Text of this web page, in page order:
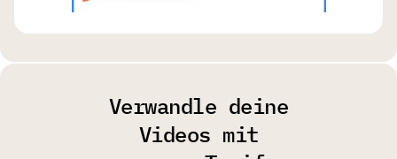
Verwandle deine
Videos mit